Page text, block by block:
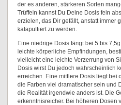
der es anderen, stärkeren Sorten
Trüffeln kannst Du Deine Dosis fein
erzielen, das Dir gefällt, anstatt immer
katapultiert zu werden.
Eine niedrige Dosis fängt bei 5 bis
leichte körperliche Empfindungen,
vielleicht eine leichte Verzerrung von
Dosis wirst Du jedoch wahrscheinlich
erreichen. Eine mittlere Dosis liegt bei
die Farben viel dramatischer sein und
die Realität irgendwie anders ist. Die
erkenntnisreicher. Bei höheren Dosen